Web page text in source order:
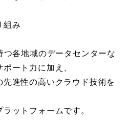
組み
各地域のデータセンターな
ート力に加え、
進性の高いクラウド技術を
ットフォームです。